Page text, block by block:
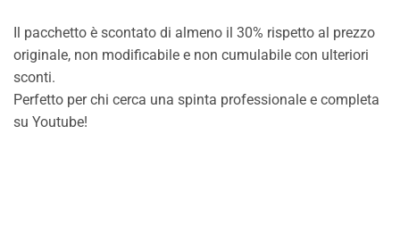
Il pacchetto è scontato di almeno il 30% rispetto al prezzo
originale, non modificabile e non cumulabile con ulteriori
sconti.
Perfetto per chi cerca una spinta professionale e completa
su Youtube!